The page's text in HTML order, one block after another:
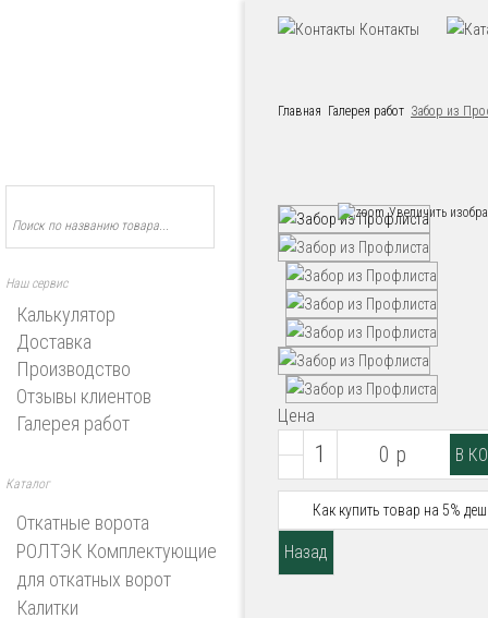
Наш сервис
Калькулятор
Доставка
Производство
Отзывы клиентов
Галерея работ
Каталог
Откатные ворота
РОЛТЭК Комплектующие
для откатных ворот
Калитки
Контакты
Главная Галерея работ Забор из
Увеличить
Цена
0 р
Как купить товар на 5%